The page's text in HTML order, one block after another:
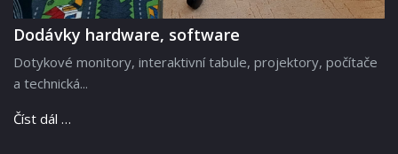
Dodávky hardware, software
Dotykové monitory, interaktivní tabule, projektory, počítače
a technická...
Číst dál …